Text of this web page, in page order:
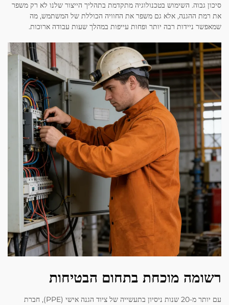
סיכון גבוה. השימוש בטכנולוגיה מתקדמת בתהליך הייצור שלנו לא רק משפר
את רמת ההגנה, אלא גם משפר את החוויה הכוללת של המשתמש, מה
שמאפשר ניידות רבה יותר ופחות עייפות במהלך שעות עבודה ארוכות.
רשומה מוכחת בתחום הבטיחות
עם יותר מ-20 שנות ניסיון בתעשייה של ציוד הגנה אישי (PPE), חברת